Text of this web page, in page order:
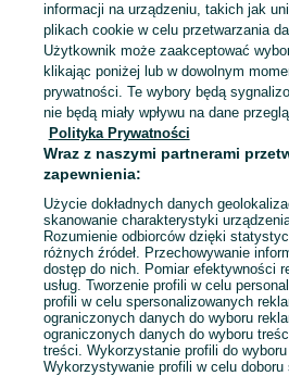
Coś
Odśwież tę stronę lub
informacji na urządzeniu, takich jak
plikach cookie w celu przetwarzania
Użytkownik może zaakceptować
klikając poniżej lub w dowolnym
prywatności. Te wybory będą
nie będą miały wpływu na dane
Polityka Prywatności
Wraz z naszymi partnerami
zapewnienia:
Użycie dokładnych danych
skanowanie charakterystyki
Rozumienie odbiorców dzięki
różnych źródeł. Przechowywanie
dostęp do nich. Pomiar efektywności
usług. Tworzenie profili w celu
profili w celu spersonalizowanych
ograniczonych danych do wyboru
ograniczonych danych do wyboru
treści. Wykorzystanie profili do
Wykorzystywanie profili w celu